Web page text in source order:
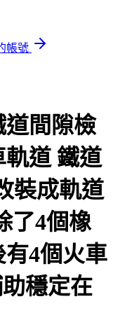
帳號
道間隙檢
道 鐵道
裝成軌道
了4個橡
4個火車
穩定在